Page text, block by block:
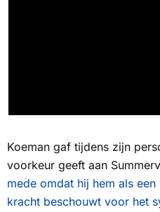
Koeman gaf tijdens zijn
voorkeur geeft aan
mede omdat hij hem als
kracht beschouwt voor het